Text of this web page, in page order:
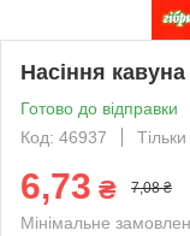
Насіння
Готово до відправки
Код: 46937
6,73 ₴ 7,08 ₴
Мінімальне